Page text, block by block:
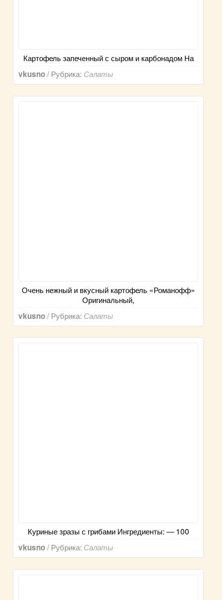
Картофель запеченный с сыром и карбонадом На
vkusno/ Рубрика: Салаты
Очень нежный и вкусный картофель «Романофф»
Оригинальный,
vkusno/ Рубрика: Салаты
Куриные зразы с грибами Ингредиенты: — 100
vkusno/ Рубрика: Салаты